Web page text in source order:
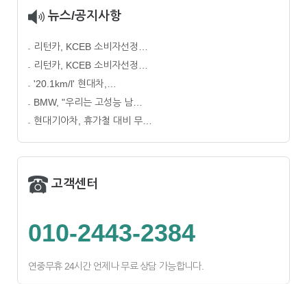
뉴스/공지사항
리턴카, KCEB 소비자선정…
리턴카, KCEB 소비자선정…
'20.1km/l' 현대차,…
BMW, "우리는 고성능 남…
현대기아차, 휴가철 대비 무…
고객센터
010-2443-2384
연중무휴 24시간 언제나 무료 상담 가능합니다.